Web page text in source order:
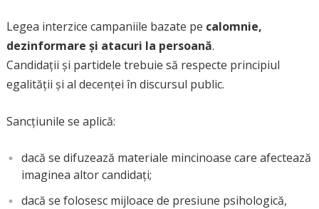
Legea interzice campaniile bazate pe calomnie,
dezinformare și atacuri la persoană.
Candidații și partidele trebuie să respecte principiul
egalității și al decenței în discursul public.
Sancțiunile se aplică:
dacă se difuzează materiale mincinoase care afectează
imaginea altor candidați;
dacă se folosesc mijloace de presiune psihologică,